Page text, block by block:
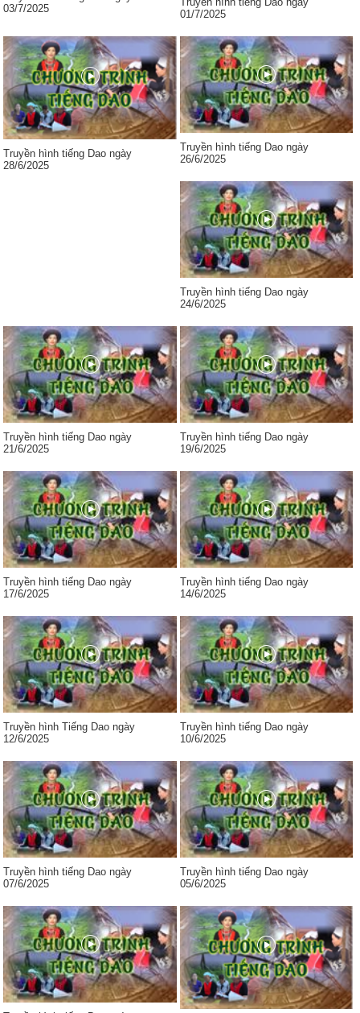
03/7/2025
01/7/2025
Truyền hình tiếng Dao ngày
28/6/2025
Truyền hình tiếng Dao ngày
26/6/2025
Truyền hình tiếng Dao ngày
24/6/2025
Truyền hình tiếng Dao ngày
21/6/2025
Truyền hình tiếng Dao ngày
19/6/2025
Truyền hình tiếng Dao ngày
17/6/2025
Truyền hình tiếng Dao ngày
14/6/2025
Truyền hình Tiếng Dao ngày
12/6/2025
Truyền hình tiếng Dao ngày
10/6/2025
Truyền hình tiếng Dao ngày
07/6/2025
Truyền hình tiếng Dao ngày
05/6/2025